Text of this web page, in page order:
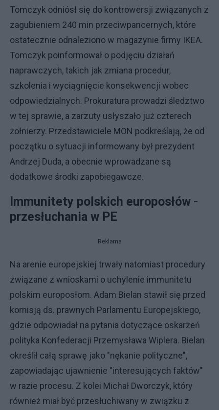
Tomczyk odniósł się do kontrowersji związanych z
zagubieniem 240 min przeciwpancernych, które
ostatecznie odnaleziono w magazynie firmy IKEA.
Tomczyk poinformował o podjęciu działań
naprawczych, takich jak zmiana procedur,
szkolenia i wyciągnięcie konsekwencji wobec
odpowiedzialnych. Prokuratura prowadzi śledztwo
w tej sprawie, a zarzuty usłyszało już czterech
żołnierzy. Przedstawiciele MON podkreślają, że od
początku o sytuacji informowany był prezydent
Andrzej Duda, a obecnie wprowadzane są
dodatkowe środki zapobiegawcze.
Immunitety polskich europosłów -
przesłuchania w PE
Reklama
Na arenie europejskiej trwały natomiast procedury
związane z wnioskami o uchylenie immunitetu
polskim europosłom. Adam Bielan stawił się przed
komisją ds. prawnych Parlamentu Europejskiego,
gdzie odpowiadał na pytania dotyczące oskarżeń
polityka Konfederacji Przemysława Wiplera. Bielan
określił całą sprawę jako "nękanie polityczne",
zapowiadając ujawnienie "interesujących faktów"
w razie procesu. Z kolei Michał Dworczyk, który
również miał być przesłuchiwany w związku z